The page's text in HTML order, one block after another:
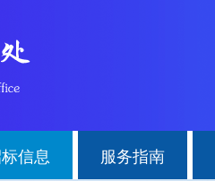
信息 服务指南